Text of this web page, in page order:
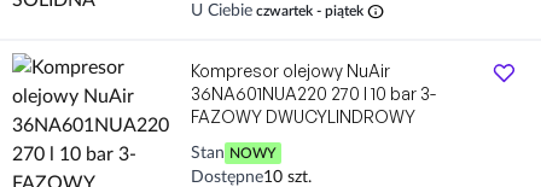
U Ciebie czwartek - piątek info
Kompresor olejowy NuAir
36NA601NUA220 270 l 10 bar 3-
FAZOWY DWUCYLINDROWY
Stan NOWY
Dostępne10 szt.